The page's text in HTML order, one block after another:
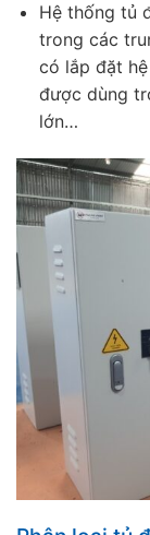
Hệ thống tủ
trong các
có lắp đặt
được dùng
lớn…